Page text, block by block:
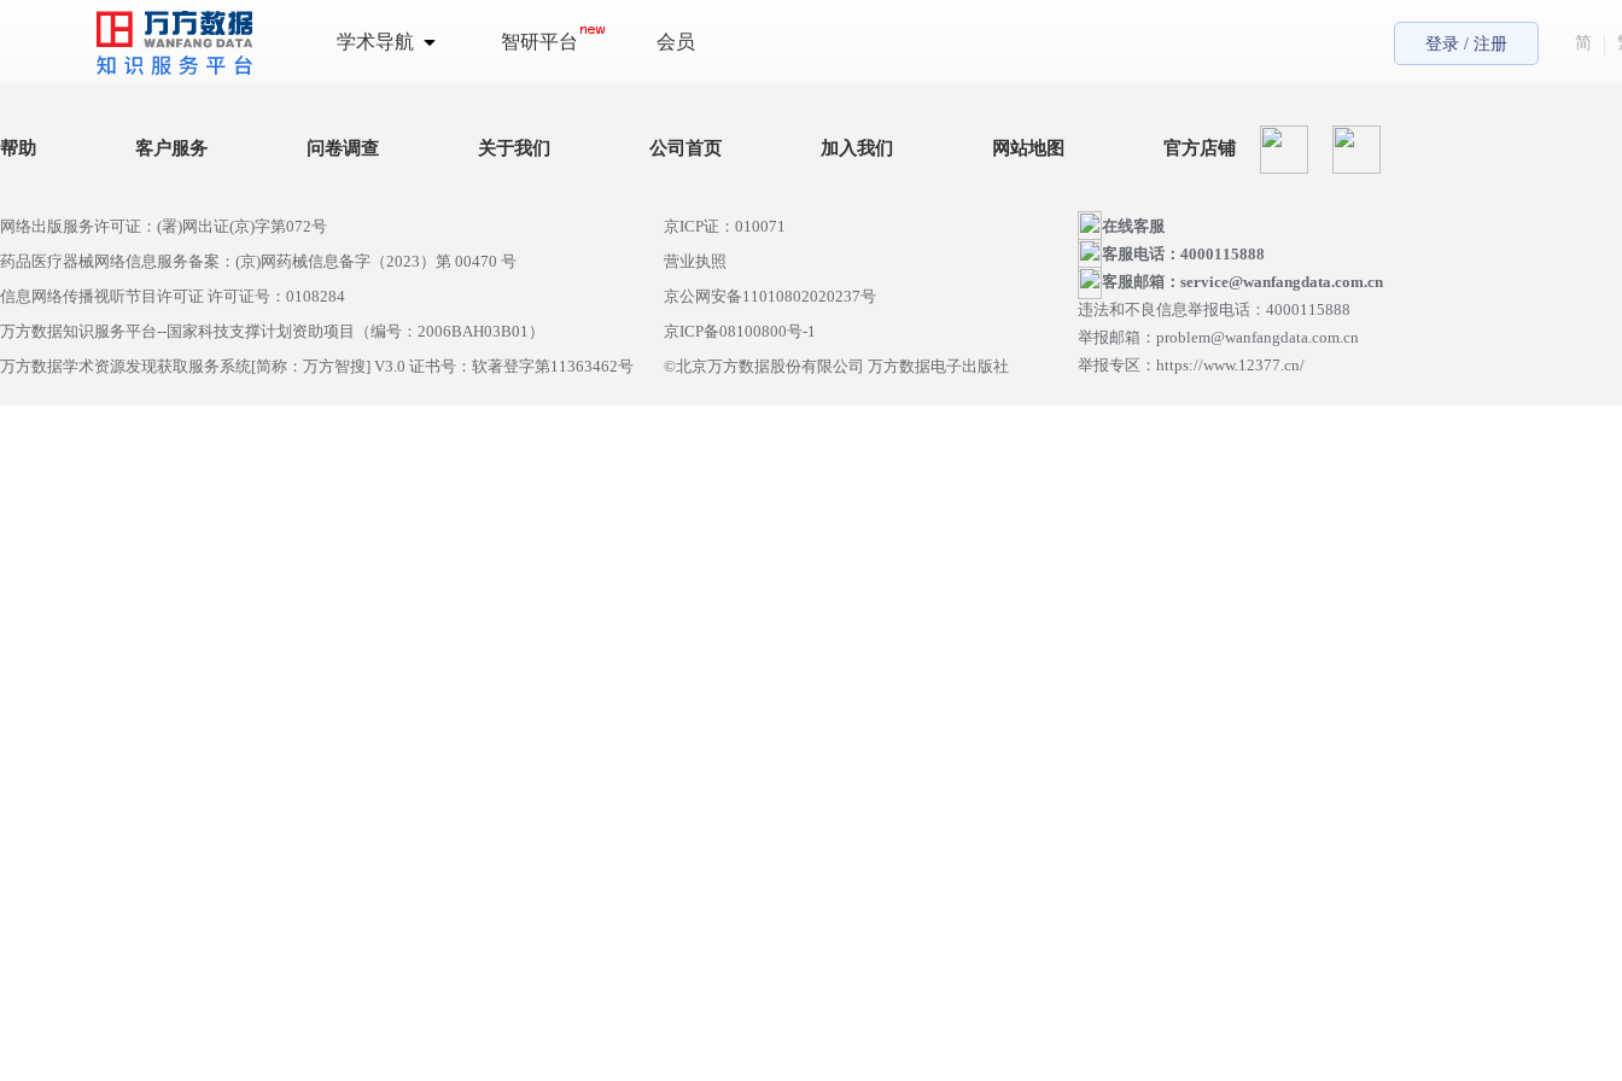
学术导航 智研平台 会员 登录 / 注册 简
帮助 客户服务 问卷调查 关于我们 公司首页 加入我们 网站地图 官方店铺
网络出版服务许可证：(署)网出证(京)字第072号
药品医疗器械网络信息服务备案：(京)网药械信息备字（2023）第 00470 号
信息网络传播视听节目许可证 许可证号：0108284
万方数据知识服务平台--国家科技支撑计划资助项目（编号：2006BAH03B01）
万方数据学术资源发现获取服务系统[简称：万方智搜] V3.0 证书号：软著登字第11363462号
京ICP证：010071
营业执照
京公网安备11010802020237号
京ICP备08100800号-1
©北京万方数据股份有限公司 万方数据电子出版社
在线客服
客服电话：4000115888
客服邮箱：service@wanfangdata.com.cn
违法和不良信息举报电话：4000115888
举报邮箱：problem@wanfangdata.com.cn
举报专区：https://www.12377.cn/